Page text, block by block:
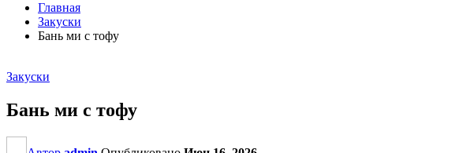
Главная
Закуски
Бань ми с тофу
Закуски
Бань ми с тофу